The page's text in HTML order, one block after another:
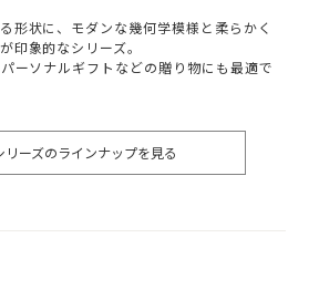
形状に、モダンな幾何学模様と柔らかく
印象的なシリーズ。
ーソナルギフトなどの贈り物にも最適で
リーズのラインナップを見る